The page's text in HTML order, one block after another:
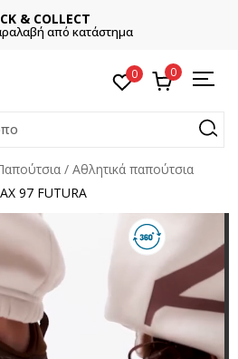
0 0
Αθλητικά παπούτσια
97 FUTURA